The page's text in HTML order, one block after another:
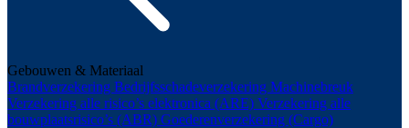
Gebouwen & Materiaal
Brandverzekering Bedrijfsschadeverzekering Machinebreuk
Verzekering alle risico’s elektronica (ARE) Verzekering alle
bouwplaatsrisico’s (ABR) Goederenverzekering (Cargo)